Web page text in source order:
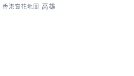
香港賞花地圖 高雄